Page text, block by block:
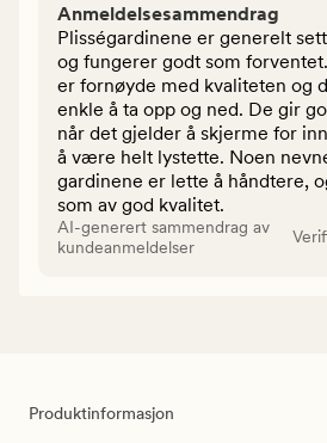
Anmeldelsesammendrag
Plisségardinene er generelt
og fungerer godt som
er fornøyde med kvaliteten og
enkle å ta opp og ned. De gir
når det gjelder å skjerme for
å være helt lystette. Noen
gardinene er lette å håndtere,
som av god kvalitet.
AI-generert sammendrag av
kundeanmeldelser
Produktinformasjon